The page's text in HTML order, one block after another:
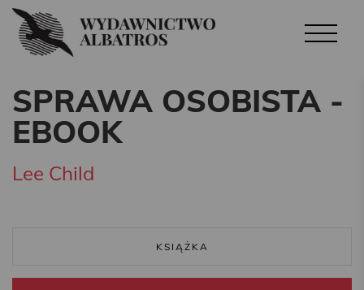
SPRAWA OSOBISTA -
EBOOK
Lee Child
KSIĄŻKA